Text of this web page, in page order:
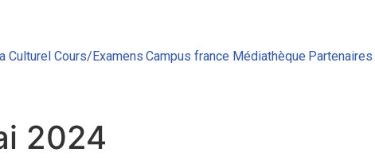
Culturel Cours/Examens Campus france Médiathèque Partenaires
2024